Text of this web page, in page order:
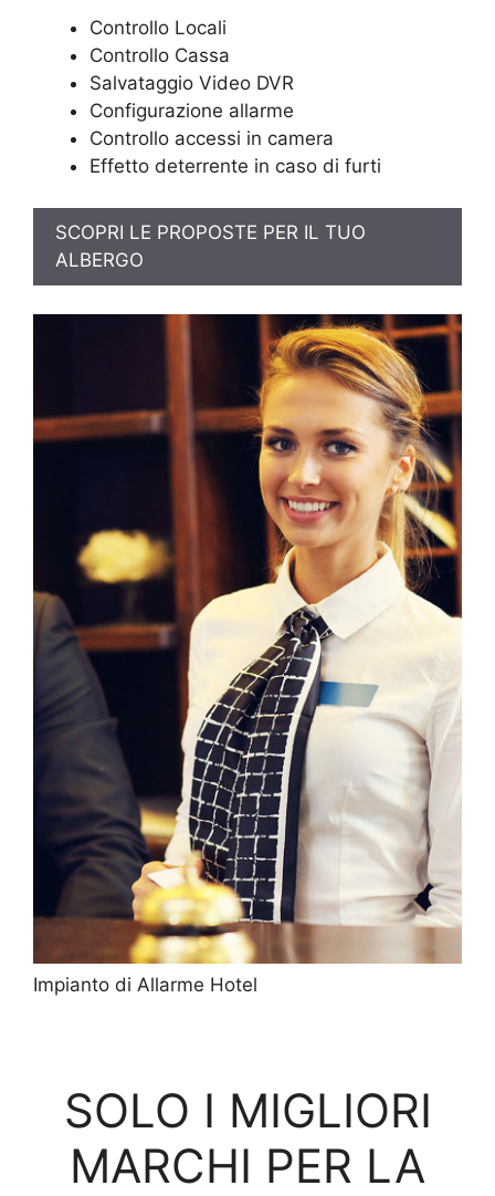
Controllo Locali
Controllo Cassa
Salvataggio Video DVR
Configurazione allarme
Controllo accessi in camera
Effetto deterrente in caso di furti
SCOPRI LE PROPOSTE PER IL TUO
ALBERGO
Impianto di Allarme Hotel
SOLO I MIGLIORI
MARCHI PER LA